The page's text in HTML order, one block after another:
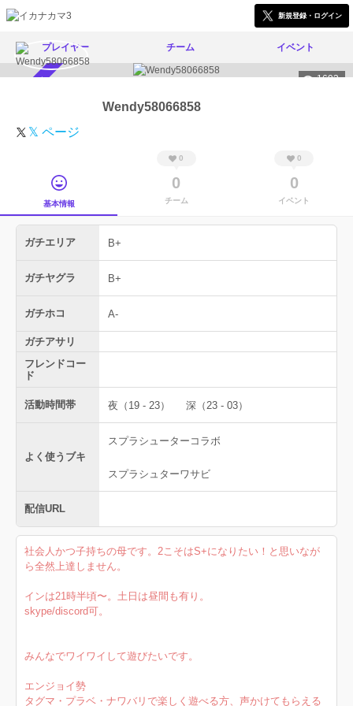
新規登録・ログイン
プレイヤー チーム イベント
1693
Wendy58066858
𝕏 ページ
基本情報
0
0
チーム
0
0
イベント
ガチエリア B+
ガチヤグラ B+
ガチホコ A-
ガチアサリ
フレンドコー
ド
活動時間帯 夜（19 - 23） 深（23 - 03）
よく使うブキ
スプラシューターコラボ
スプラシュターワサビ
配信URL
社会人かつ子持ちの母です。2こそはS+になりたい！と思いなが
ら全然上達しません。
インは21時半頃〜。土日は昼間も有り。
skype/discord可。
みんなでワイワイして遊びたいです。
エンジョイ勢
タグマ・プラベ・ナワバリで楽しく遊べる方、声かけてもらえる